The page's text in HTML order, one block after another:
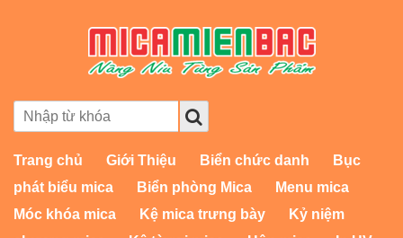
Trang chủ Giới Thiệu Biển chức danh
Bục
phát biểu mica
Biển phòng Mica
Menu mica
Móc khóa mica
Kệ mica trưng bày
Kỷ niệm